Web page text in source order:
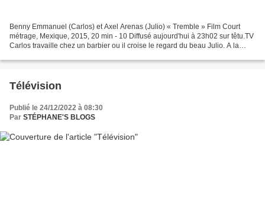
Benny Emmanuel (Carlos) et Axel Arenas (Julio) « Tremble » Film Court
métrage, Mexique, 2015, 20 min - 10 Diffusé aujourd'hui à 23h02 sur têtu.TV
Carlos travaille chez un barbier ou il croise le regard du beau Julio. A la
Télévision
Publié le 24/12/2022 à 08:30
Par STÉPHANE'S BLOGS